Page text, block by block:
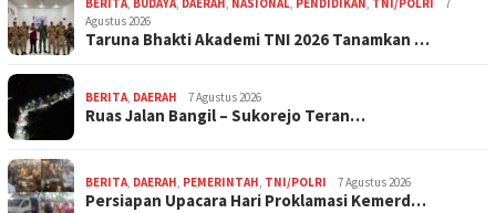
BERITA, BUDAYA, DAERAH, NASIONAL, PENDIDIKAN, TNI/POLRI
7
Agustus 2026
Taruna Bhakti Akademi TNI 2026 Tanamkan …
BERITA, DAERAH 7 Agustus 2026
Ruas Jalan Bangil – Sukorejo Teran…
BERITA, DAERAH, PEMERINTAH, TNI/POLRI 7 Agustus 2026
Persiapan Upacara Hari Proklamasi Kemerd…